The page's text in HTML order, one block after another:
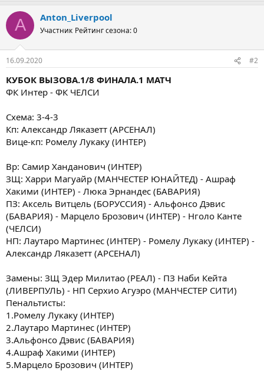
A Anton_Liverpool
Участник Рейтинг сезона: 0
16.09.2020 #2
КУБОК ВЫЗОВА.1/8 ФИНАЛА.1 МАТЧ
ФК Интер - ФК ЧЕЛСИ
Схема: 3-4-3
Кп: Александр Ляказетт (АРСЕНАЛ)
Вице-кп: Ромелу Лукаку (ИНТЕР)
Вр: Самир Ханданович (ИНТЕР)
ЗЩ: Харри Магуайр (МАНЧЕСТЕР ЮНАЙТЕД) - Ашраф
Хакими (ИНТЕР) - Люка Эрнандес (БАВАРИЯ)
ПЗ: Аксель Витцель (БОРУССИЯ) - Альфонсо Дэвис
(БАВАРИЯ) - Марцело Брозович (ИНТЕР) - Нголо Канте
(ЧЕЛСИ)
НП: Лаутаро Мартинес (ИНТЕР) - Ромелу Лукаку (ИНТЕР) -
Александр Ляказетт (АРСЕНАЛ)
Замены: ЗЩ Эдер Милитао (РЕАЛ) - ПЗ Наби Кейта
(ЛИВЕРПУЛЬ) - НП Серхио Агуэро (МАНЧЕСТЕР СИТИ)
Пенальтисты:
1.Ромелу Лукаку (ИНТЕР)
2.Лаутаро Мартинес (ИНТЕР)
3.Альфонсо Дэвис (БАВАРИЯ)
4.Ашраф Хакими (ИНТЕР)
5.Марцело Брозович (ИНТЕР)